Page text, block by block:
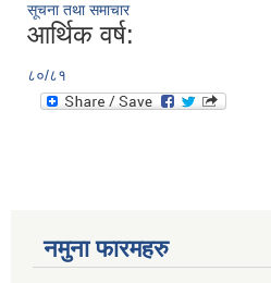
सूचना तथा समाचार
आर्थिक वर्ष:
८०/८१
नमुना फारमहरु